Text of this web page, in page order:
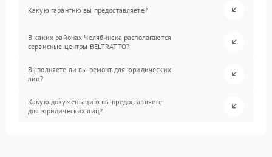
Какую гарантию вы предоставляете?
В каких районах Челябинска располагаются
сервисные центры BELTRATTO?
Выполняете ли вы ремонт для юридических
лиц?
Какую документацию вы предоставляете
для юридических лиц?